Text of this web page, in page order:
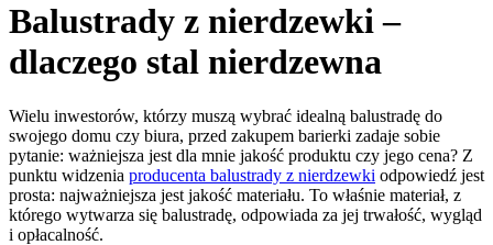
Balustrady z nierdzewki –
dlaczego stal nierdzewna
Wielu inwestorów, którzy muszą wybrać idealną balustradę do
swojego domu czy biura, przed zakupem barierki zadaje sobie
pytanie: ważniejsza jest dla mnie jakość produktu czy jego cena? Z
punktu widzenia producenta balustrady z nierdzewki odpowiedź jest
prosta: najważniejsza jest jakość materiału. To właśnie materiał, z
którego wytwarza się balustradę, odpowiada za jej trwałość, wygląd
i opłacalność.